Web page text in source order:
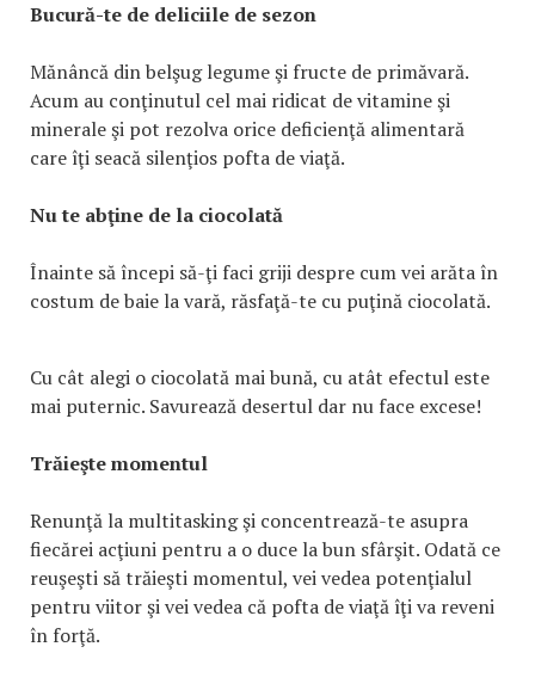
Bucură-te de deliciile de sezon
Mănâncă din belşug legume şi fructe de primăvară.
Acum au conţinutul cel mai ridicat de vitamine şi
minerale şi pot rezolva orice deficienţă alimentară
care îţi seacă silenţios pofta de viaţă.
Nu te abţine de la ciocolată
Înainte să începi să-ţi faci griji despre cum vei arăta în
costum de baie la vară, răsfaţă-te cu puţină ciocolată.
Cu cât alegi o ciocolată mai bună, cu atât efectul este
mai puternic. Savurează desertul dar nu face excese!
Trăieşte momentul
Renunţă la multitasking şi concentrează-te asupra
fiecărei acţiuni pentru a o duce la bun sfârşit. Odată ce
reuşeşti să trăieşti momentul, vei vedea potenţialul
pentru viitor şi vei vedea că pofta de viaţă îţi va reveni
în forţă.